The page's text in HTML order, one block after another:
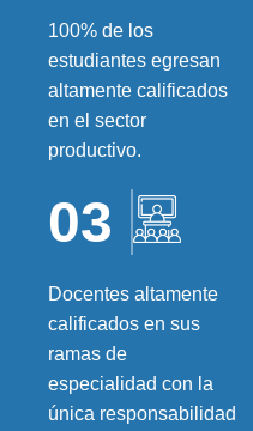
100% de los
estudiantes egresan
altamente calificados
en el sector
productivo.
03
Docentes altamente
calificados en sus
ramas de
especialidad con la
única responsabilidad